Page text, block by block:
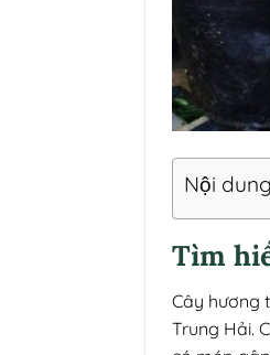
Nội dung
Tìm
Cây hương
Trung Hải.